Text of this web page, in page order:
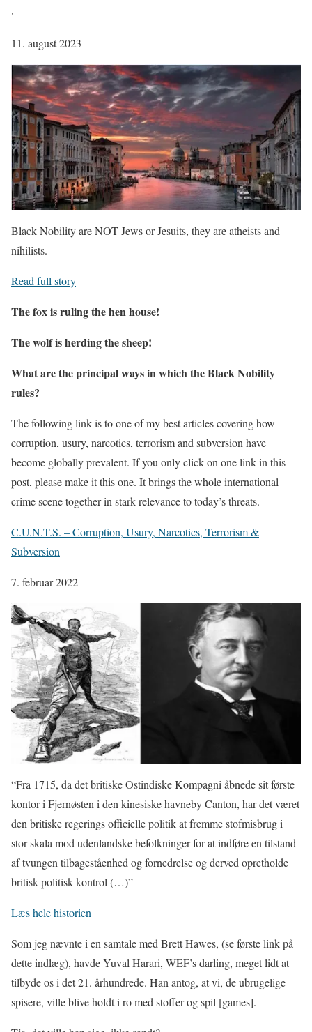
·
11. august 2023
Black Nobility are NOT Jews or Jesuits, they are atheists and
nihilists.
Read full story
The fox is ruling the hen house!
The wolf is herding the sheep!
What are the principal ways in which the Black Nobility
rules?
The following link is to one of my best articles covering how
corruption, usury, narcotics, terrorism and subversion have
become globally prevalent. If you only click on one link in this
post, please make it this one. It brings the whole international
crime scene together in stark relevance to today’s threats.
C.U.N.T.S. – Corruption, Usury, Narcotics, Terrorism &
Subversion
7. februar 2022
“Fra 1715, da det britiske Ostindiske Kompagni åbnede sit første
kontor i Fjernøsten i den kinesiske havneby Canton, har det været
den britiske regerings officielle politik at fremme stofmisbrug i
stor skala mod udenlandske befolkninger for at indføre en tilstand
af tvungen tilbageståenhed og fornedrelse og derved opretholde
britisk politisk kontrol (…)”
Læs hele historien
Som jeg nævnte i en samtale med Brett Hawes, (se første link på
dette indlæg), havde Yuval Harari, WEF’s darling, meget lidt at
tilbyde os i det 21. århundrede. Han antog, at vi, de ubrugelige
spisere, ville blive holdt i ro med stoffer og spil [games].